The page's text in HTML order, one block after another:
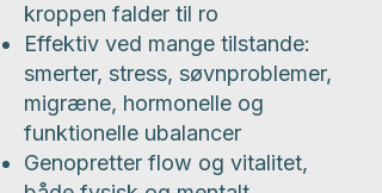
kroppen falder til ro
Effektiv ved mange tilstande:
smerter, stress, søvnproblemer,
migræne, hormonelle og
funktionelle ubalancer
Genopretter flow og vitalitet,